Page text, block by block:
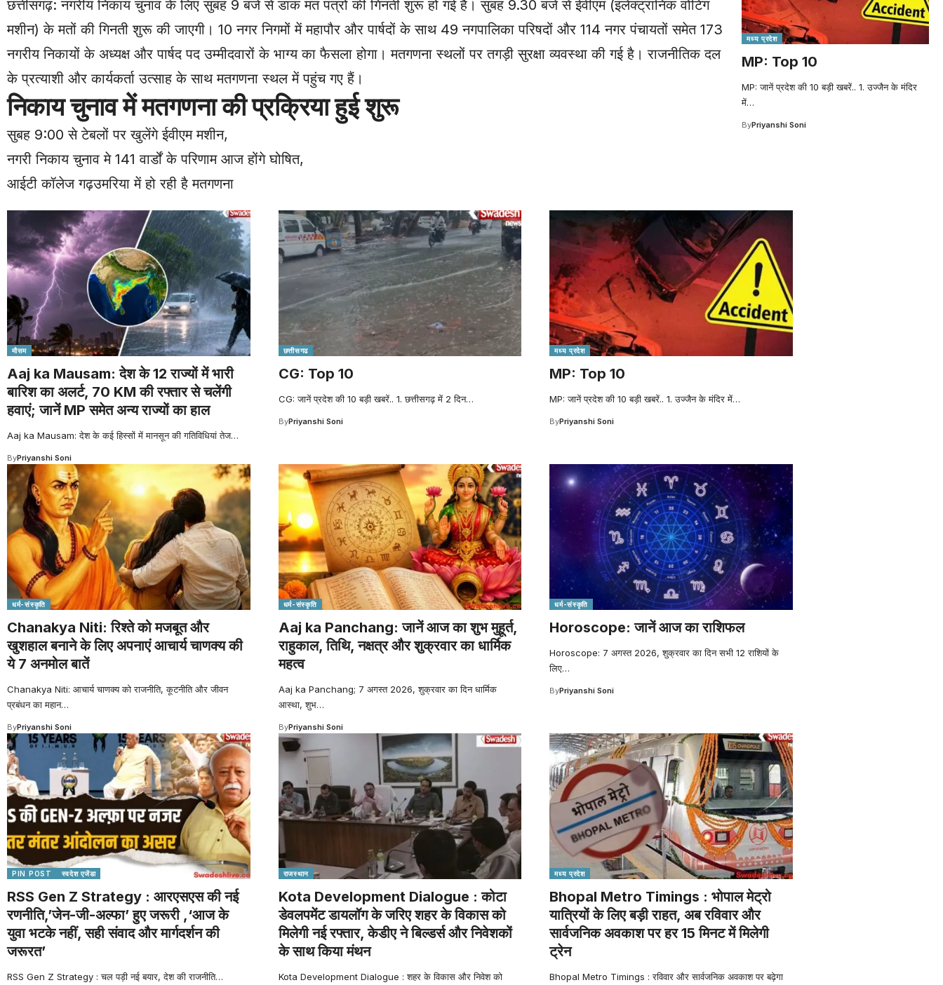
छत्तीसगढ़: नगरीय निकाय चुनाव के लिए सुबह 9 बजे से डाक मत पत्रों की गिनती शुरू हो गई है। सुबह 9.30 बजे से ईवीएम (इलेक्ट्रानिक वोटिंग
मशीन) के मतों की गिनती शुरू की जाएगी। 10 नगर निगमों में महापौर और पार्षदों के साथ 49 नगपालिका परिषदों और 114 नगर पंचायतों समेत 173
नगरीय निकायों के अध्यक्ष और पार्षद पद उम्मीदवारों के भाग्य का फैसला होगा। मतगणना स्थलों पर तगड़ी सुरक्षा व्यवस्था की गई है। राजनीतिक दल
के प्रत्याशी और कार्यकर्ता उत्साह के साथ मतगणना स्थल में पहुंच गए हैं।
निकाय चुनाव में मतगणना की प्रक्रिया हुई शुरू
सुबह 9:00 से टेबलों पर खुलेंगे ईवीएम मशीन,
नगरी निकाय चुनाव मे 141 वार्डों के परिणाम आज होंगे घोषित,
आईटी कॉलेज गढ़उमरिया में हो रही है मतगणना
मध्य प्रदेश
MP: Top 10
MP: जानें प्रदेश की 10 बड़ी खबरें.. 1. उज्जैन के मंदिर
में…
ByPriyanshi Soni
मौसम
Aaj ka Mausam: देश के 12 राज्यों में भारी
बारिश का अलर्ट, 70 KM की रफ्तार से चलेंगी
हवाएं; जानें MP समेत अन्य राज्यों का हाल
Aaj ka Mausam: देश के कई हिस्सों में मानसून की गतिविधियां तेज…
ByPriyanshi Soni
छत्तीसगढ
CG: Top 10
CG: जानें प्रदेश की 10 बड़ी खबरें.. 1. छत्तीसगढ़ में 2 दिन…
ByPriyanshi Soni
मध्य प्रदेश
MP: Top 10
MP: जानें प्रदेश की 10 बड़ी खबरें.. 1. उज्जैन के मंदिर में…
ByPriyanshi Soni
धर्म-संस्कृति
Chanakya Niti: रिश्ते को मजबूत और
खुशहाल बनाने के लिए अपनाएं आचार्य चाणक्य की
ये 7 अनमोल बातें
Chanakya Niti: आचार्य चाणक्य को राजनीति, कूटनीति और जीवन
प्रबंधन का महान…
ByPriyanshi Soni
धर्म-संस्कृति
Aaj ka Panchang: जानें आज का शुभ मुहूर्त,
राहुकाल, तिथि, नक्षत्र और शुक्रवार का धार्मिक
महत्व
Aaj ka Panchang; 7 अगस्त 2026, शुक्रवार का दिन धार्मिक
आस्था, शुभ…
ByPriyanshi Soni
धर्म-संस्कृति
Horoscope: जानें आज का राशिफल
Horoscope: 7 अगस्त 2026, शुक्रवार का दिन सभी 12 राशियों के
लिए…
ByPriyanshi Soni
PIN POST स्वदेश एजेंडा
RSS Gen Z Strategy : आरएसएस की नई
रणनीति,’जेन-जी-अल्फा’ हुए जरूरी ,‘आज के
युवा भटके नहीं, सही संवाद और मार्गदर्शन की
जरूरत’
RSS Gen Z Strategy : चल पड़ी नई बयार, देश की राजनीति…
राजस्थान
Kota Development Dialogue : कोटा
डेवलपमेंट डायलॉग के जरिए शहर के विकास को
मिलेगी नई रफ्तार, केडीए ने बिल्डर्स और निवेशकों
के साथ किया मंथन
Kota Development Dialogue : शहर के विकास और निवेश को
मध्य प्रदेश
Bhopal Metro Timings : भोपाल मेट्रो
यात्रियों के लिए बड़ी राहत, अब रविवार और
सार्वजनिक अवकाश पर हर 15 मिनट में मिलेगी
ट्रेन
Bhopal Metro Timings : रविवार और सार्वजनिक अवकाश पर बढ़ेगा